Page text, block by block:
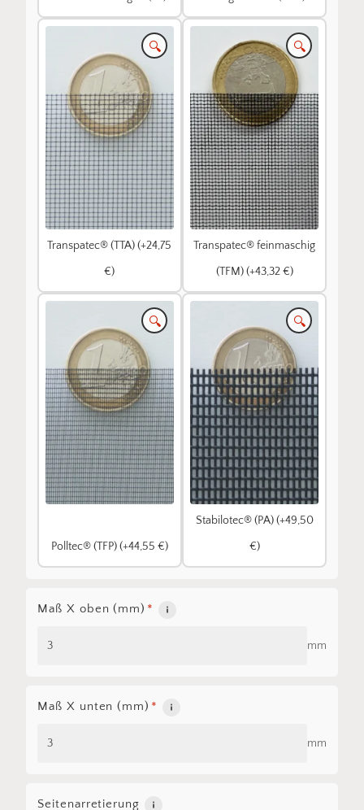
🔍
Transpatec® (TTA) (+24,75
€)
🔍
Transpatec® feinmaschig
(TFM) (+43,32 €)
🔍
Polltec® (TFP) (+44,55 €)
🔍
Stabilotec® (PA) (+49,50
€)
Maß X oben (mm) *
mm
Maß X unten (mm) *
mm
Seitenarretierung